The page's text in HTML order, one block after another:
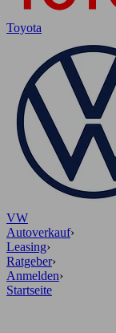
Toyota
VW
Autoverkauf›
Leasing›
Ratgeber›
Anmelden›
Startseite